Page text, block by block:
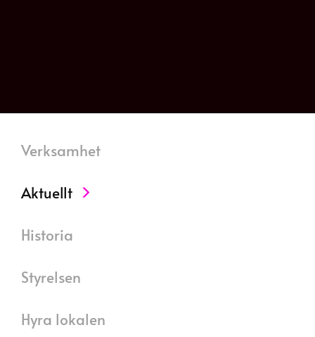
Verksamhet
Aktuellt
Historia
Styrelsen
Hyra lokalen